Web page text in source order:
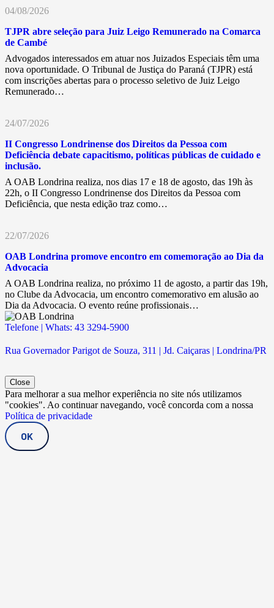
04/08/2026
TJPR abre seleção para Juiz Leigo Remunerado na Comarca
de Cambé
Advogados interessados em atuar nos Juizados Especiais têm uma
nova oportunidade. O Tribunal de Justiça do Paraná (TJPR) está
com inscrições abertas para o processo seletivo de Juiz Leigo
Remunerado…
24/07/2026
II Congresso Londrinense dos Direitos da Pessoa com
Deficiência debate capacitismo, políticas públicas de cuidado e
inclusão.
A OAB Londrina realiza, nos dias 17 e 18 de agosto, das 19h às
22h, o II Congresso Londrinense dos Direitos da Pessoa com
Deficiência, que nesta edição traz como…
22/07/2026
OAB Londrina promove encontro em comemoração ao Dia da
Advocacia
A OAB Londrina realiza, no próximo 11 de agosto, a partir das 19h,
no Clube da Advocacia, um encontro comemorativo em alusão ao
Dia da Advocacia. O evento reúne profissionais…
Telefone | Whats: 43 3294-5900
Rua Governador Parigot de Souza, 311 | Jd. Caiçaras | Londrina/PR
Close
Para melhorar a sua melhor experiência no site nós utilizamos
"cookies". Ao continuar navegando, você concorda com a nossa
Política de privacidade
OK